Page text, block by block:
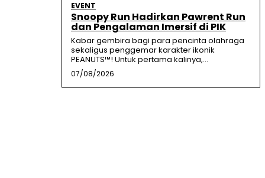
EVENT
Snoopy Run Hadirkan Pawrent Run
dan Pengalaman Imersif di PIK
Kabar gembira bagi para pencinta olahraga
sekaligus penggemar karakter ikonik
PEANUTS™! Untuk pertama kalinya,...
07/08/2026